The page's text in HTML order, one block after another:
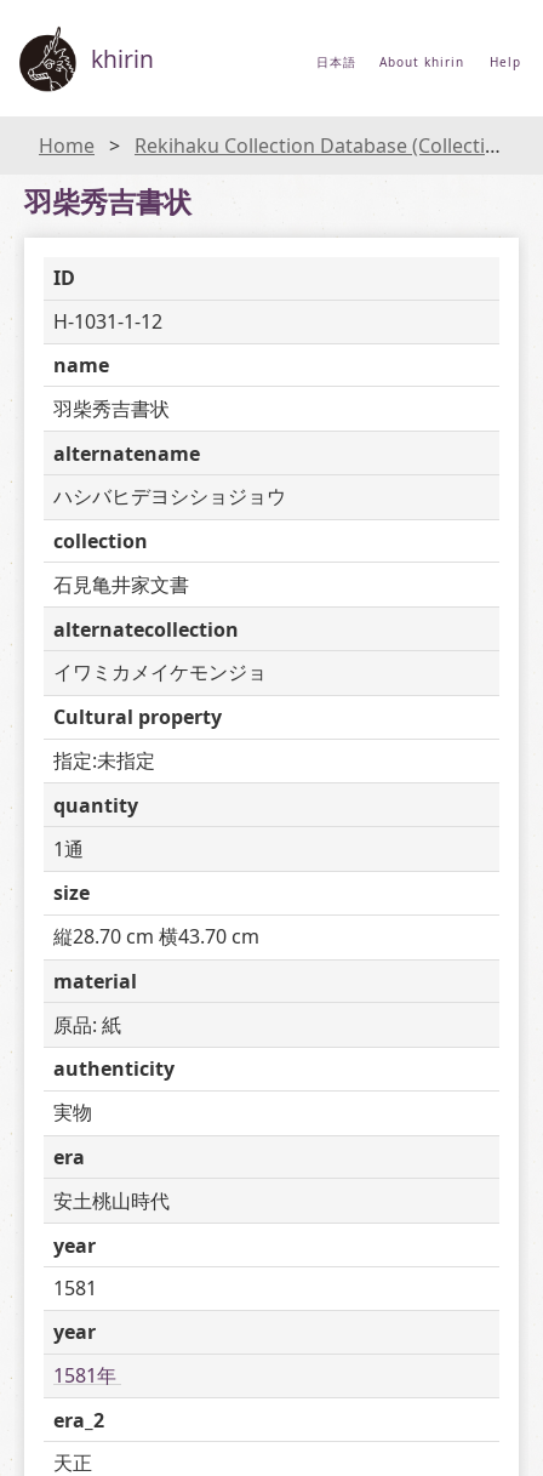
khirin 日本語 About khirin Help
Home Rekihaku Collection Database (Collections Database of the National Museum of Japanese History)
羽柴秀吉書状
ID
H-1031-1-12
name
羽柴秀吉書状
alternatename
ハシバヒデヨシショジョウ
collection
石見亀井家文書
alternatecollection
イワミカメイケモンジョ
Cultural property
指定:未指定
quantity
1通
size
縦28.70 cm 横43.70 cm
material
原品: 紙
authenticity
実物
era
安土桃山時代
year
1581
year
1581年
era_2
天正